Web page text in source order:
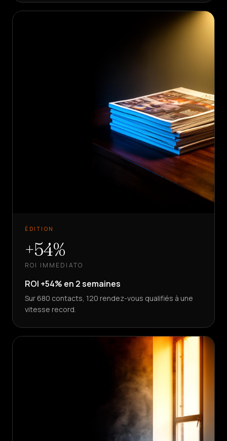
ÉDITION
+54%
ROI IMMEDIATO
ROI +54% en 2 semaines
Sur 680 contacts, 120 rendez-vous qualifiés à une
vitesse record.